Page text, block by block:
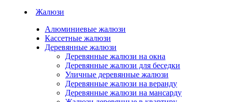
Жалюзи
Алюминиевые жалюзи
Кассетные жалюзи
Деревянные жалюзи
Деревянные жалюзи на окна
Деревянные жалюзи для беседки
Уличные деревянные жалюзи
Деревянные жалюзи на веранду
Деревянные жалюзи на мансарду